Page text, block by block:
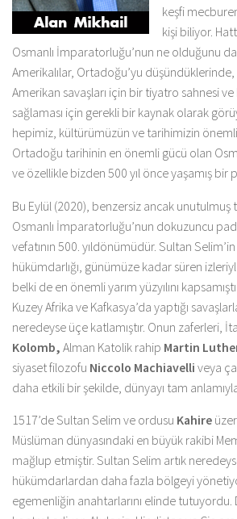
keşfi
kişi biliyor.
Osmanlı İmparatorluğu’nun ne olduğunu
Amerikalılar, Ortadoğu’yu
Amerikan savaşları için bir tiyatro sahnesi
sağlaması için gerekli bir kaynak olarak
hepimiz, kültürümüzün ve tarihimizin önemli
Ortadoğu tarihinin en önemli gücü olan
ve özellikle bizden 500 yıl önce yaşamış bir
Bu Eylül (2020), benzersiz ancak unutulmuş
Osmanlı İmparatorluğu’nun dokuzuncu
vefatının 500. yıldönümüdür. Sultan
hükümdarlığı, günümüze kadar süren
belki de en önemli yarım yüzyılını
Kuzey Afrika ve Kafkasya’da yaptığı
neredeyse üçe katlamıştır. Onun zaferleri,
Kolomb, Alman Katolik rahip Martin
siyaset filozofu Niccolo Machiavelli veya
daha etkili bir şekilde, dünyayı tam
1517’de Sultan Selim ve ordusu Kahire
Müslüman dünyasındaki en büyük rakibi
mağlup etmiştir. Sultan Selim artık
hükümdarlardan daha fazla bölgeyi
egemenliğin anahtarlarını elinde tutuyordu.